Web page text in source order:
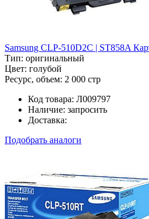
Samsung CLP-510D2C | ST858A
Тип: оригинальный
Цвет: голубой
Ресурс, объем: 2 000 стр
Код товара: Л009797
Наличие: запросить
Доставка:
Подобрать аналоги